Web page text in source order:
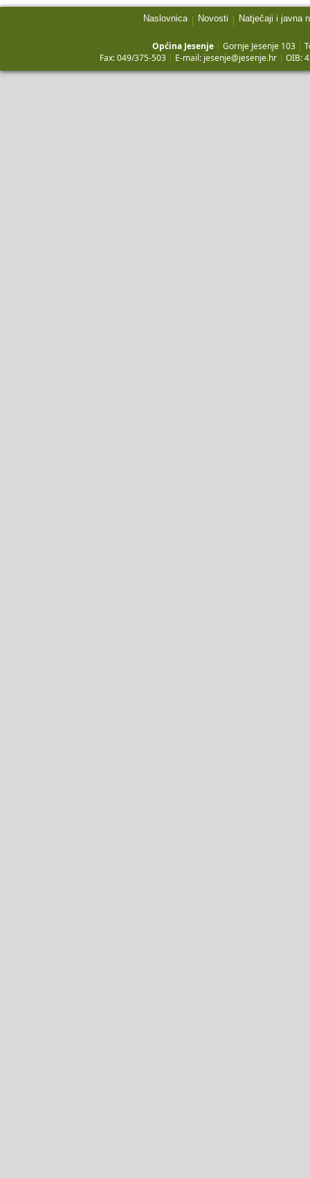
Naslovnica | Novosti | Natječaji i javna
Općina Jesenje | Gornje Jesenje 103 |
Fax: 049/375-503 | E-mail: jesenje@jesenje.hr | OIB: